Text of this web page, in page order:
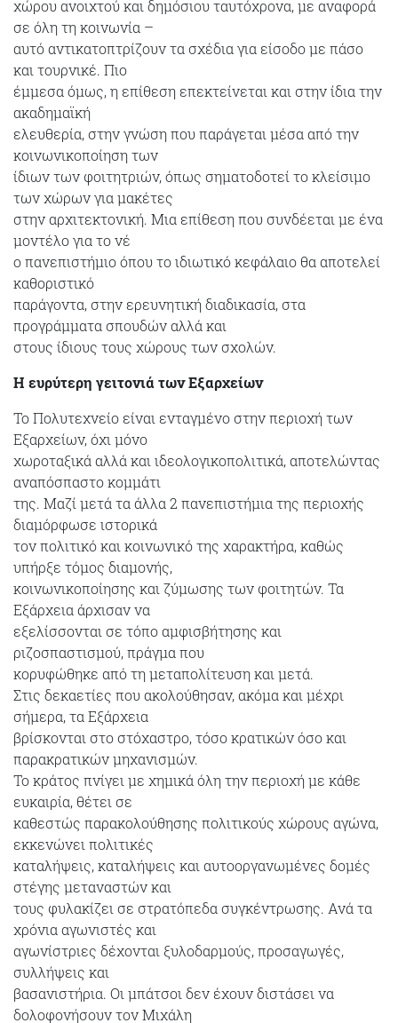
χώρου ανοιχτού και δημόσιου ταυτόχρονα, με αναφορά
σε όλη τη κοινωνία –
αυτό αντικατοπτρίζουν τα σχέδια για είσοδο με πάσο
και τουρνικέ. Πιο
έμμεσα όμως, η επίθεση επεκτείνεται και στην ίδια την
ακαδημαϊκή
ελευθερία, στην γνώση που παράγεται μέσα από την
κοινωνικοποίηση των
ίδιων των φοιτητριών, όπως σηματοδοτεί το κλείσιμο
των χώρων για μακέτες
στην αρχιτεκτονική. Μια επίθεση που συνδέεται με ένα
μοντέλο για το νέ
ο πανεπιστήμιο όπου το ιδιωτικό κεφάλαιο θα αποτελεί
καθοριστικό
παράγοντα, στην ερευνητική διαδικασία, στα
προγράμματα σπουδών αλλά και
στους ίδιους τους χώρους των σχολών.
Η ευρύτερη γειτονιά των Εξαρχείων
Το Πολυτεχνείο είναι ενταγμένο στην περιοχή των
Εξαρχείων, όχι μόνο
χωροταξικά αλλά και ιδεολογικοπολιτικά, αποτελώντας
αναπόσπαστο κομμάτι
της. Μαζί μετά τα άλλα 2 πανεπιστήμια της περιοχής
διαμόρφωσε ιστορικά
τον πολιτικό και κοινωνικό της χαρακτήρα, καθώς
υπήρξε τόμος διαμονής,
κοινωνικοποίησης και ζύμωσης των φοιτητών. Τα
Εξάρχεια άρχισαν να
εξελίσσονται σε τόπο αμφισβήτησης και
ριζοσπαστισμού, πράγμα που
κορυφώθηκε από τη μεταπολίτευση και μετά.
Στις δεκαετίες που ακολούθησαν, ακόμα και μέχρι
σήμερα, τα Εξάρχεια
βρίσκονται στο στόχαστρο, τόσο κρατικών όσο και
παρακρατικών μηχανισμών.
Το κράτος πνίγει με χημικά όλη την περιοχή με κάθε
ευκαιρία, θέτει σε
καθεστώς παρακολούθησης πολιτικούς χώρους αγώνα,
εκκενώνει πολιτικές
καταλήψεις, καταλήψεις και αυτοοργανωμένες δομές
στέγης μεταναστών και
τους φυλακίζει σε στρατόπεδα συγκέντρωσης. Ανά τα
χρόνια αγωνιστές και
αγωνίστριες δέχονται ξυλοδαρμούς, προσαγωγές,
συλλήψεις και
βασανιστήρια. Οι μπάτσοι δεν έχουν διστάσει να
δολοφονήσουν τον Μιχάλη